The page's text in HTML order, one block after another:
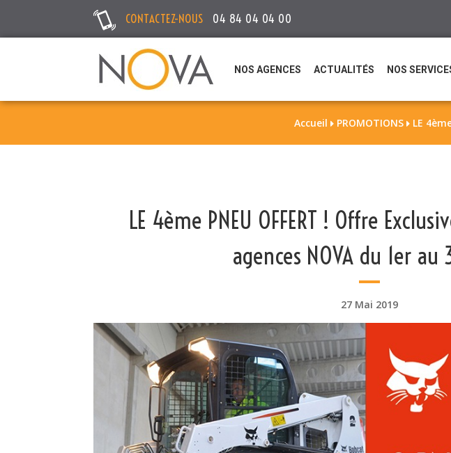
CONTACTEZ-NOUS 04 84 04 04 00
NOS AGENCES ACTUALITÉS NOS
Accueil  PROMOTIONS  LE
LE 4ème PNEU OFFERT ! Offre
agences NOVA du 1er
27 Mai 2019